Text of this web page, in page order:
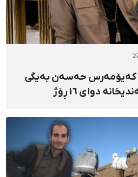
کەیۆمەرس حەسەن بەیگی
لە گرتنگەوە بۆ بەندیخانە دوای ١٦ ڕۆژ